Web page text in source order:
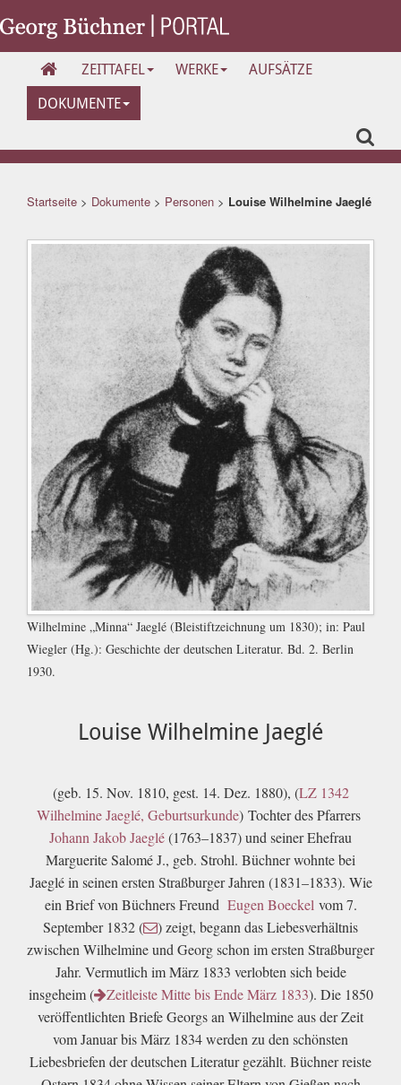
ZEITTAFEL WERKE
AUFSÄTZE
DOKUMENTE
Startseite > Dokumente > Personen > Louise Wilhelmine Jaeglé
Wilhelmine „Minna“ Jaeglé (Bleistiftzeichnung um 1830); in: Paul
Wiegler (Hg.): Geschichte der deutschen Literatur. Bd. 2. Berlin
1930.
Louise Wilhelmine Jaeglé
(geb. 15. Nov. 1810, gest. 14. Dez. 1880), (LZ 1342
Wilhelmine Jaeglé, Geburtsurkunde) Tochter des Pfarrers
Johann Jakob Jaeglé(1763–1837) und seiner Ehefrau
Marguerite Salomé J., geb. Strohl. Büchner wohnte bei
Jaeglé in seinen ersten Straßburger Jahren (1831–1833). Wie
ein Brief von Büchners Freund Eugen Boeckel vom 7.
September 1832 (
)zeigt, begann das Liebesverhältnis
zwischen Wilhelmine und Georg schon im ersten Straßburger
Jahr. Vermutlich im März 1833 verlobten sich beide
insgeheim (
Zeitleiste Mitte bis Ende März 1833). Die 1850
veröffentlichten Briefe Georgs an Wilhelmine aus der Zeit
vom Januar bis März 1834 werden zu den schönsten
Liebesbriefen der deutschen Literatur gezählt. Büchner reiste